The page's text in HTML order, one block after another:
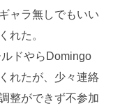
ャラ無しでもいい
れた。
ドやらDomingo
れたが、少々連絡
整ができず不参加